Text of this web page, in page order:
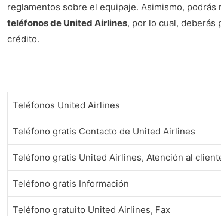
reglamentos sobre el equipaje. Asimismo, podrás
teléfonos de United Airlines, por lo cual, deberás
crédito.
Teléfonos United Airlines
Teléfono gratis Contacto de United Airlines
Teléfono gratis United Airlines, Atención al
Teléfono gratis Información
Teléfono gratuito United Airlines, Fax